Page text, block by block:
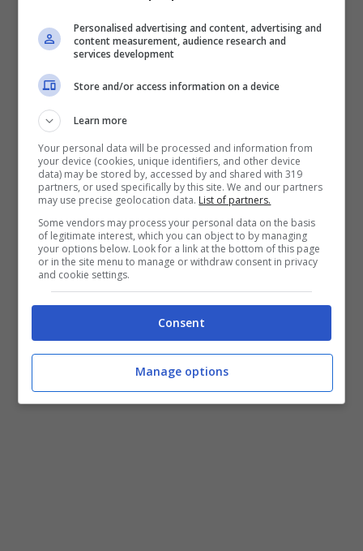
Un viaggio di lusso – TTviaggi
Personalised advertising and content, advertising and
content measurement, audience research and
services development
Store and/or access information on a device
Learn more
Your personal data will be processed and information from
your device (cookies, unique identifiers, and other device
data) may be stored by, accessed by and shared with 319
partners, or used specifically by this site. We and our partners
may use precise geolocation data. List of partners.
Some vendors may process your personal data on the basis
of legitimate interest, which you can object to by managing
your options below. Look for a link at the bottom of this page
or in the site menu to manage or withdraw consent in privacy
and cookie settings.
Consent
Manage options